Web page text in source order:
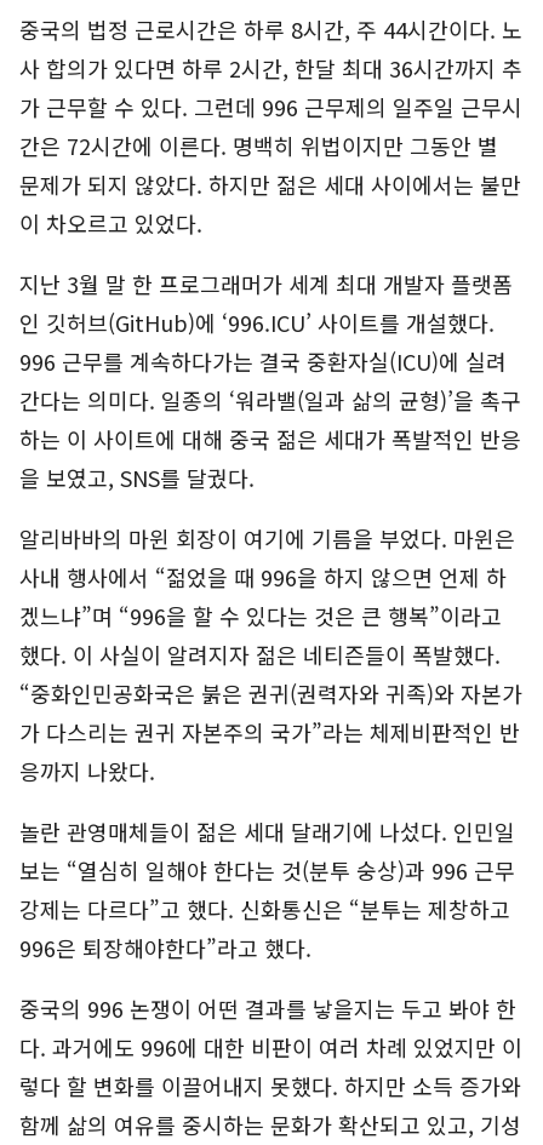
중국의 법정 근로시간은 하루 8시간, 주 44시간이다. 노
사 합의가 있다면 하루 2시간, 한달 최대 36시간까지 추
가 근무할 수 있다. 그런데 996 근무제의 일주일 근무시
간은 72시간에 이른다. 명백히 위법이지만 그동안 별
문제가 되지 않았다. 하지만 젊은 세대 사이에서는 불만
이 차오르고 있었다.
지난 3월 말 한 프로그래머가 세계 최대 개발자 플랫폼
인 깃허브(GitHub)에 ‘996.ICU’ 사이트를 개설했다.
996 근무를 계속하다가는 결국 중환자실(ICU)에 실려
간다는 의미다. 일종의 ‘워라밸(일과 삶의 균형)’을 촉구
하는 이 사이트에 대해 중국 젊은 세대가 폭발적인 반응
을 보였고, SNS를 달궜다.
알리바바의 마윈 회장이 여기에 기름을 부었다. 마윈은
사내 행사에서 “젊었을 때 996을 하지 않으면 언제 하
겠느냐”며 “996을 할 수 있다는 것은 큰 행복”이라고
했다. 이 사실이 알려지자 젊은 네티즌들이 폭발했다.
“중화인민공화국은 붉은 권귀(권력자와 귀족)와 자본가
가 다스리는 권귀 자본주의 국가”라는 체제비판적인 반
응까지 나왔다.
놀란 관영매체들이 젊은 세대 달래기에 나섰다. 인민일
보는 “열심히 일해야 한다는 것(분투 숭상)과 996 근무
강제는 다르다”고 했다. 신화통신은 “분투는 제창하고
996은 퇴장해야한다”라고 했다.
중국의 996 논쟁이 어떤 결과를 낳을지는 두고 봐야 한
다. 과거에도 996에 대한 비판이 여러 차례 있었지만 이
렇다 할 변화를 이끌어내지 못했다. 하지만 소득 증가와
함께 삶의 여유를 중시하는 문화가 확산되고 있고, 기성